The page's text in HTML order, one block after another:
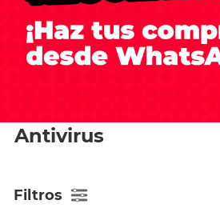
Antivirus
Filtros